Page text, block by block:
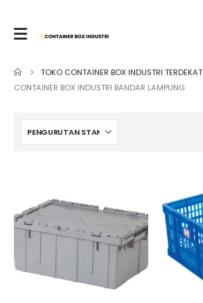
TOKO CONTAINER BOX INDUSTRI TERDEKAT
CONTAINER BOX INDUSTRI BANDAR LAMPUNG